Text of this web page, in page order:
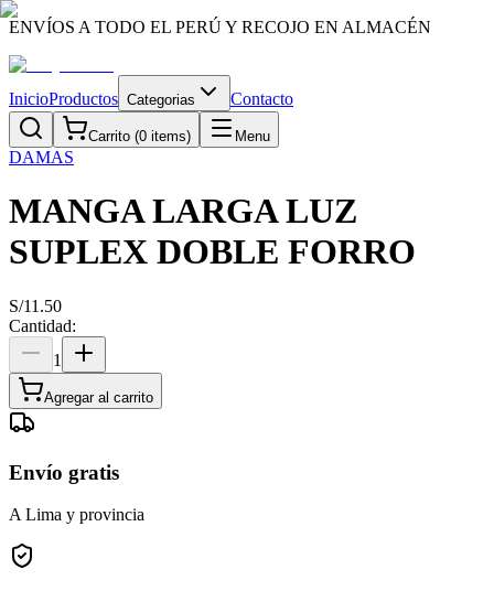
ENVÍOS A TODO EL PERÚ Y RECOJO EN ALMACÉN
InicioProductos Categorias Contacto
Carrito (0 items) Menu
DAMAS
MANGA LARGA LUZ
SUPLEX DOBLE FORRO
S/11.50
Cantidad:
1
Agregar al carrito
Envío gratis
A Lima y provincia